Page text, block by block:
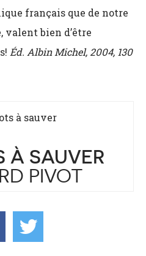
français que de notre
bien d’être
Éd. Albin Michel, 2004, 130
À SAUVER
PIVOT